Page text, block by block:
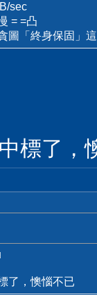
sec
= =凸
圖「終身保固」
標了，
了，懊惱不已